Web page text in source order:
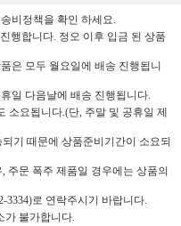
비정책을 확인 하세요.
행합니다. 정오 이후 입금 된 상품
은 모두 월요일에 배송 진행됩니
일 다음날에 배송 진행됩니다.
소요됩니다.(단, 주말 및 공휴일 제
기 때문에 상품준비기간이 소요되
주문 폭주 제품일 경우에는 상품의
로 연락주시기 바랍니다.
가 불가합니다.